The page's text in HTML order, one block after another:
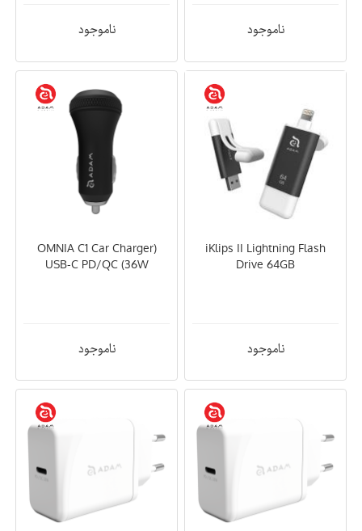
ناموجود ناموجود
iKlips II Lightning Flash
Drive 64GB
ناموجود
(OMNIA C1 Car Charger
USB-C PD/QC (36W
ناموجود